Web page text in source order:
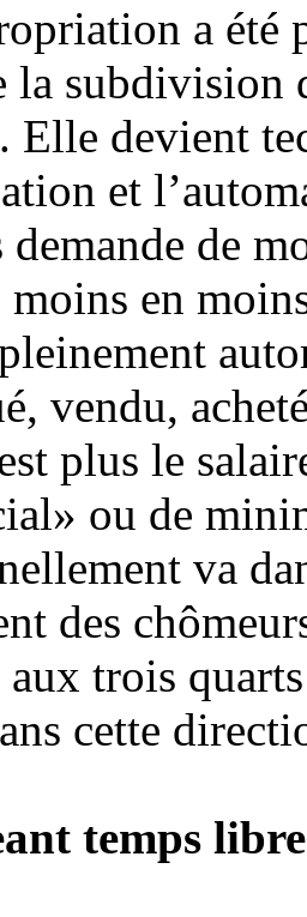
a été
la
Elle devient
et
demande de
en
vendu,
plus le
ou de
va
des
trois
cette
temps